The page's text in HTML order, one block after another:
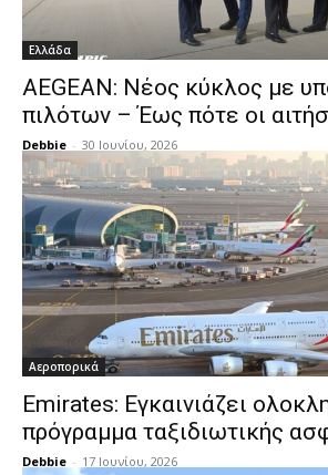
Ελλάδα
AEGEAN: Νέος κύκλος με
πιλότων – Έως πότε οι
Debbie - 30 Ιουνίου, 2026
Αεροπορικά
Emirates: Εγκαινιάζει
πρόγραμμα ταξιδιωτικής
Debbie - 17 Ιουνίου, 2026